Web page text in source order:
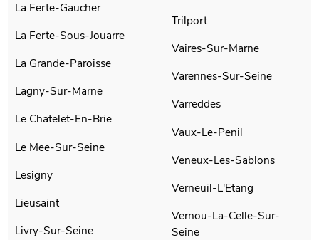
La Ferte-Gaucher
La Ferte-Sous-Jouarre
La Grande-Paroisse
Lagny-Sur-Marne
Le Chatelet-En-Brie
Le Mee-Sur-Seine
Lesigny
Lieusaint
Livry-Sur-Seine
Trilport
Vaires-Sur-Marne
Varennes-Sur-Seine
Varreddes
Vaux-Le-Penil
Veneux-Les-Sablons
Verneuil-L'Etang
Vernou-La-Celle-Sur-
Seine